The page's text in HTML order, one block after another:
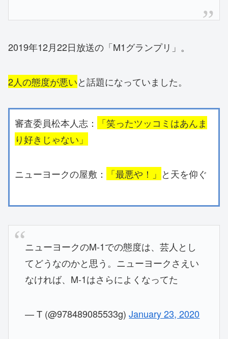
2019年12月22日放送の「M1グランプリ」。
2人の態度が悪いと話題になっていました。
審査委員松本人志：
「笑ったツッコミはあんま
り好きじゃない」
ニューヨークの屋敷： 「最悪や！」 と天を仰ぐ
ニューヨークのM-1での態度は、芸人とし
てどうなのかと思う。ニューヨークさえい
なければ、M-1はさらによくなってた
— T (@978489085533g)January 23, 2020